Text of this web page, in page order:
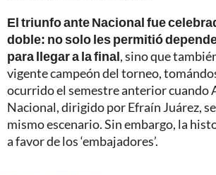
El triunfo ante Nacional fue
doble: no solo les permitió
para llegar a la final, sino que
vigente campeón del torneo,
ocurrido el semestre anterior cuando
Nacional, dirigido por Efraín Juárez,
mismo escenario. Sin embargo, la
a favor de los ‘embajadores’.